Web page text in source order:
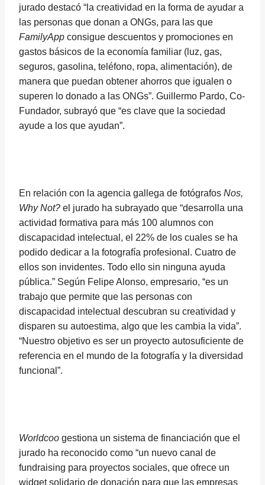
jurado destacó “la creatividad en la forma de ayudar a
las personas que donan a ONGs, para las que
FamilyApp consigue descuentos y promociones en
gastos básicos de la economía familiar (luz, gas,
seguros, gasolina, teléfono, ropa, alimentación), de
manera que puedan obtener ahorros que igualen o
superen lo donado a las ONGs”. Guillermo Pardo, Co-
Fundador, subrayó que “es clave que la sociedad
ayude a los que ayudan”.
En relación con la agencia gallega de fotógrafos Nos,
Why Not? el jurado ha subrayado que “desarrolla una
actividad formativa para más 100 alumnos con
discapacidad intelectual, el 22% de los cuales se ha
podido dedicar a la fotografía profesional. Cuatro de
ellos son invidentes. Todo ello sin ninguna ayuda
pública.” Según Felipe Alonso, empresario, “es un
trabajo que permite que las personas con
discapacidad intelectual descubran su creatividad y
disparen su autoestima, algo que les cambia la vida”.
“Nuestro objetivo es ser un proyecto autosuficiente de
referencia en el mundo de la fotografía y la diversidad
funcional”.
Worldcoo gestiona un sistema de financiación que el
jurado ha reconocido como “un nuevo canal de
fundraising para proyectos sociales, que ofrece un
widget solidario de donación para que las empresas